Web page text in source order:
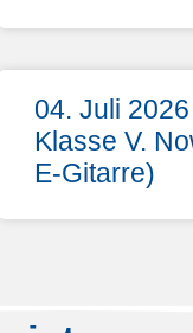
04. Juli
Klasse V.
E-Gitarre)